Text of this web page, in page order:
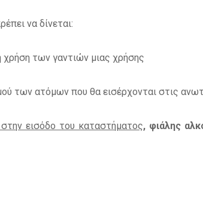
να δίνεται:
των γαντιών μιας χρήσης
των ατόμων που θα εισέρχονται στις
εισόδο του καταστήματος, φιάλης